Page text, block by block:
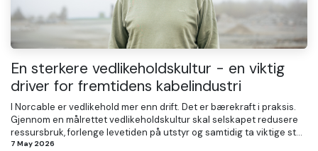
En sterkere vedlikeholdskultur - en viktig
driver for fremtidens kabelindustri
I Norcable er vedlikehold mer enn drift. Det er bærekraft i praksis.
Gjennom en målrettet vedlikeholdskultur skal selskapet redusere
ressursbruk, forlenge levetiden på utstyr og samtidig ta viktige st...
7 May 2026